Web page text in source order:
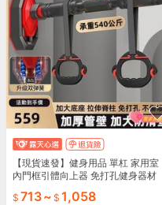
【現貨速發】健身用品 單杠 家用室
內門框引體向上器 免打孔健身器材
713~ 1,058